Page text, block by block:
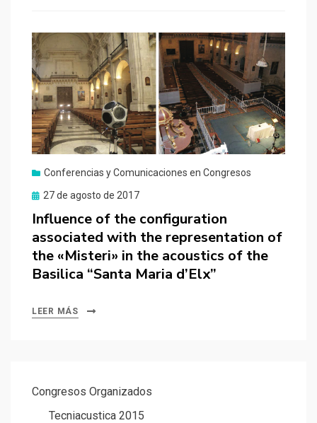
Conferencias y Comunicaciones en Congresos
Publicado
27 de agosto de 2017
Influence of the configuration
associated with the representation of
the «Misteri» in the acoustics of the
Basilica “Santa Maria d’Elx”
LEER MÁS
Congresos Organizados
Tecniacustica 2015